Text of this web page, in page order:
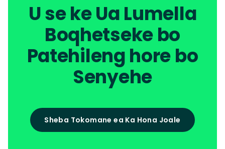
U se ke Ua Lumella
Boqhetseke bo
Patehileng hore bo
Senyehe
Sheba Tokomane ea Ka Hona Joale